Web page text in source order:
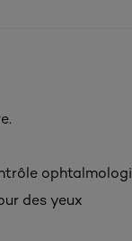
des yeux